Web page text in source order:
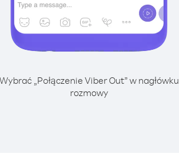
Wybrać „Połączenie Viber Out” w nagłówku
rozmowy